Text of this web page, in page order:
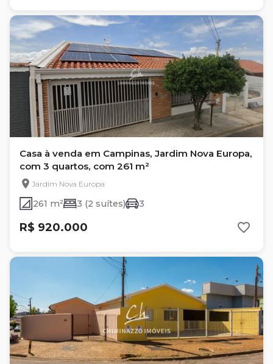
Casa à venda em Campinas, Jardim Nova Europa,
com 3 quartos, com 261 m²
Jardim Nova Europa
261 m² 3 (2 suítes) 3
R$ 920.000